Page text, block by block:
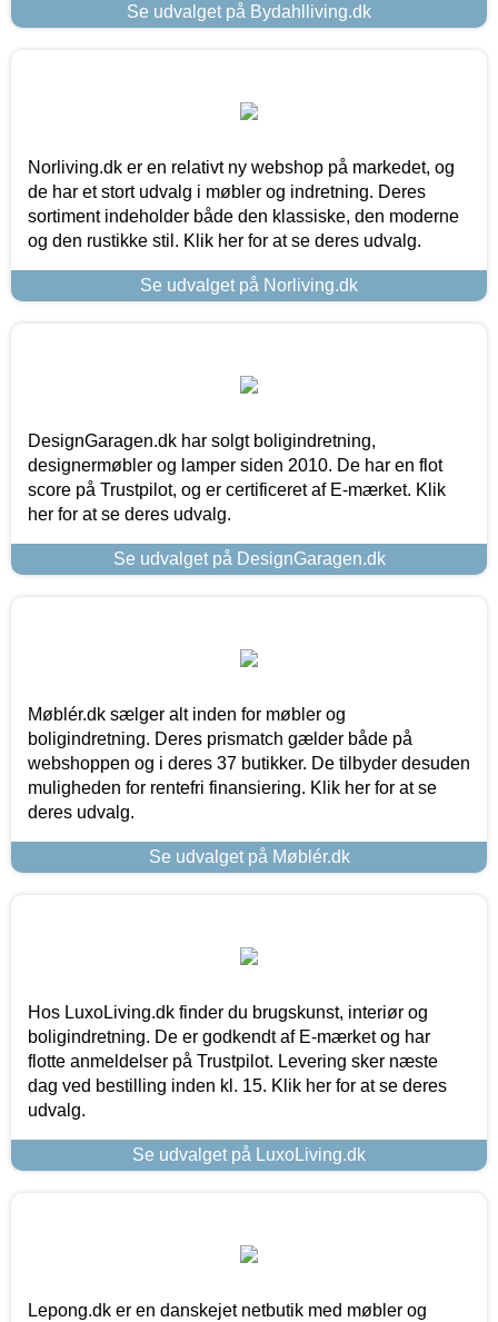
Se udvalget på Bydahlliving.dk
Norliving.dk er en relativt ny webshop på markedet, og
de har et stort udvalg i møbler og indretning. Deres
sortiment indeholder både den klassiske, den moderne
og den rustikke stil. Klik her for at se deres udvalg.
Se udvalget på Norliving.dk
DesignGaragen.dk har solgt boligindretning,
designermøbler og lamper siden 2010. De har en flot
score på Trustpilot, og er certificeret af E-mærket. Klik
her for at se deres udvalg.
Se udvalget på DesignGaragen.dk
Møblér.dk sælger alt inden for møbler og
boligindretning. Deres prismatch gælder både på
webshoppen og i deres 37 butikker. De tilbyder desuden
muligheden for rentefri finansiering. Klik her for at se
deres udvalg.
Se udvalget på Møblér.dk
Hos LuxoLiving.dk finder du brugskunst, interiør og
boligindretning. De er godkendt af E-mærket og har
flotte anmeldelser på Trustpilot. Levering sker næste
dag ved bestilling inden kl. 15. Klik her for at se deres
udvalg.
Se udvalget på LuxoLiving.dk
Lepong.dk er en danskejet netbutik med møbler og